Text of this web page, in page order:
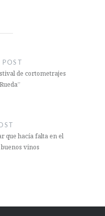
POST
de cortometrajes
que hacía falta en el
vinos